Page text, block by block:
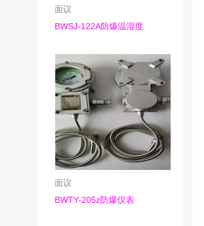
面议
BWSJ-122A防爆温湿度
面议
BWTY-205z防爆仪表